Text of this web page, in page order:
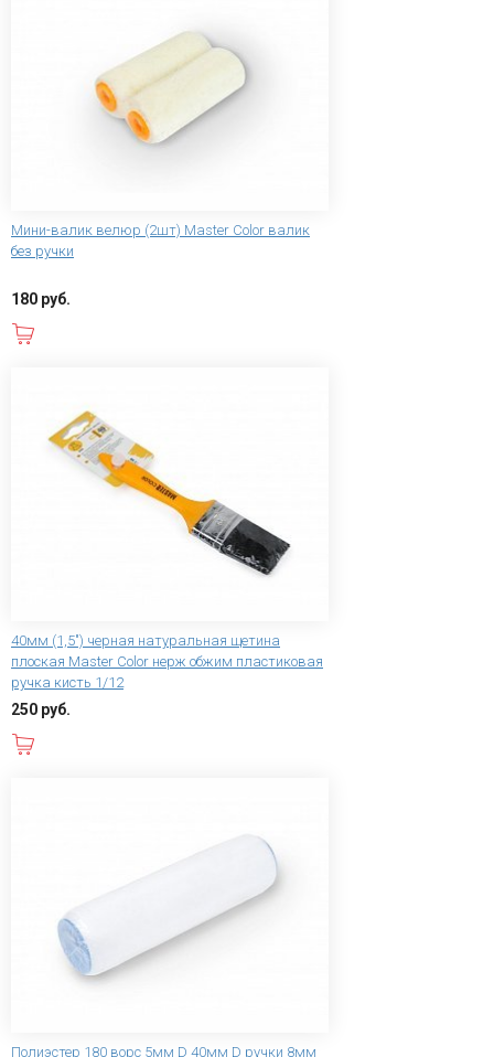
Мини-валик велюр (2шт) Master Color валик
без ручки
180 руб.
40мм (1,5") черная натуральная щетина
плоская Master Color нерж обжим пластиковая
ручка кисть 1/12
250 руб.
Полиэстер 180 ворс 5мм D 40мм D ручки 8мм